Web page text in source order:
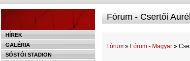
HÍREK
GALÉRIA
SÓSTÓI STADION
Fórum - Csertői Aurél
Fórum » Fórum - Magyar »